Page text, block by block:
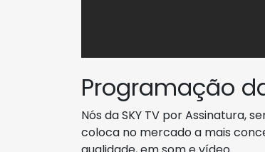
Programação
Nós da SKY TV por Assinatura,
coloca no mercado a mais